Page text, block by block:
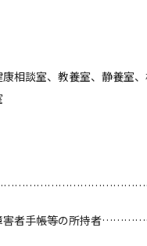
相談室、教養室、静養室
障害者手帳等の所持者